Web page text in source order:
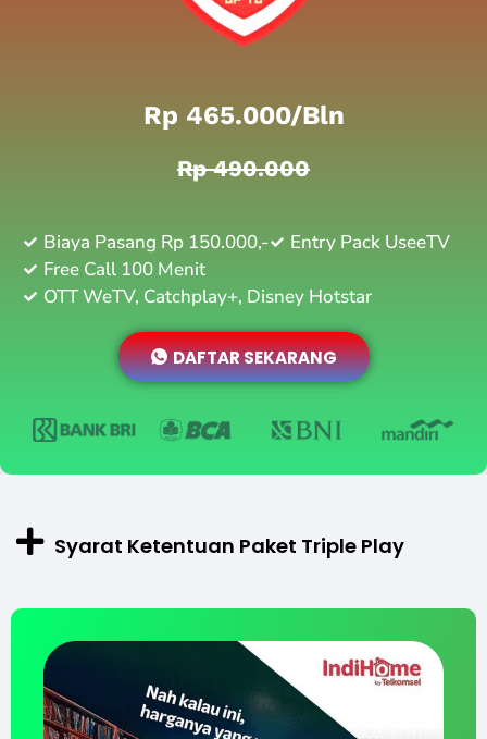
Rp 465.000/bln
Rp 490.000
Biaya Pasang Rp 150.000,-
Entry Pack UseeTV
Free Call 100 Menit
OTT WeTV, Catchplay+, Disney Hotstar
DAFTAR SEKARANG
Syarat Ketentuan Paket Triple Play